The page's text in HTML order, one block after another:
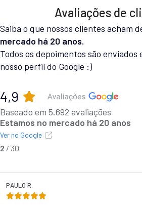
Avaliações de
Saiba o que nossos clientes acham
mercado há 20 anos.
Todos os depoimentos são
nosso perfil do Google :)
4,9
Baseado em 5.692 avaliações
Estamos no mercado há 20 anos
Ver no Google
C.
3 / 30